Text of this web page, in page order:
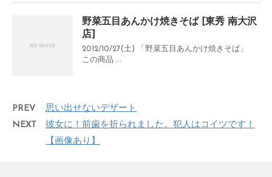
野菜五目あんかけ焼きそば [東秀 南大沢
店]
2012/10/27(土) 「野菜五目あんかけ焼きそば」
この商品 ...
PREV
思い出せないデザート
NEXT
彼女に！前歯を折られました。犯人はコイツです！
【画像あり】